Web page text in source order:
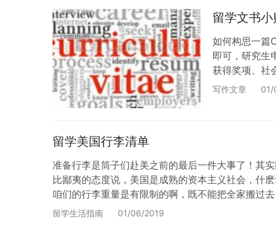
留学文书
如何构思一篇
即可，研究生
获得奖项、社
作，担任了哪
写作文章 01/
留学美国行李清单
准备行李是筒子们赴美之前的最后一件大事了！其
比鄙夷的态度说，美国是成熟的资本主义社会，什
咱们的行李重量是有限制的啊，既不能把全家搬过
实际情况大不相同：要查查学校对于某些文件证明
留学生活指南 01/06/2019